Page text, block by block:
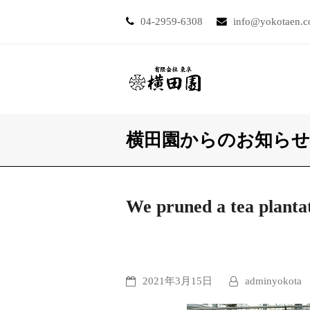
04-2959-6308
横田園からのお知らせ
We pruned a tea
2021年3月15日 adminyokota